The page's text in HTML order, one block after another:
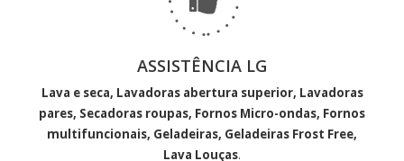
ASSISTÊNCIA LG
Lava e seca, Lavadoras abertura superior, Lavadoras
pares, Secadoras roupas, Fornos Micro-ondas, Fornos
multifuncionais, Geladeiras, Geladeiras Frost Free,
Lava Louças.